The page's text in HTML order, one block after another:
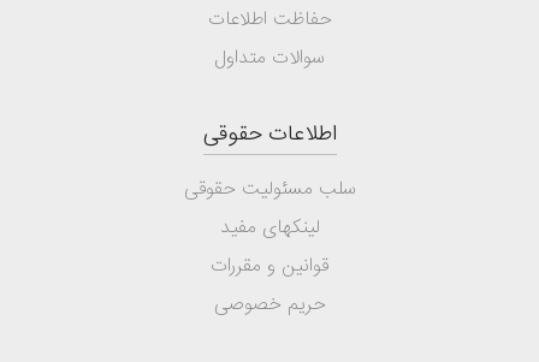
حفاظت اطلاعات
سوالات متداول
اطلاعات حقوقی
سلب مسئولیت حقوقی
لینکهای مفید
قوانین و مقررات
حریم خصوصی